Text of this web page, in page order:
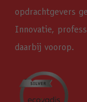
opdrachtgevers
Innovatie,
daarbij voorop.